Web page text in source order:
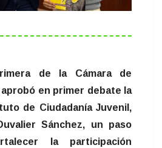
de la Cámara de
en primer debate la
de Ciudadanía Juvenil,
Sánchez, un paso
la participación